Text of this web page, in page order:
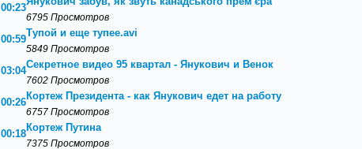
00:23
6795 Просмотров
00:59
Тупой и еще тупее.avi
5849 Просмотров
03:04
Секретное видео 95 квартал - Янукович и Венок
7602 Просмотров
00:26
Кортеж Президента - как Янукович едет на работу
6757 Просмотров
00:18
Кортеж Путина
7375 Просмотров